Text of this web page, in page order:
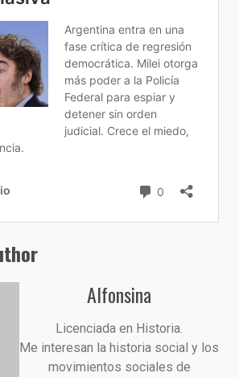
Alfonsina
Licenciada en Historia.
Me interesan la historia social y los
movimientos sociales de